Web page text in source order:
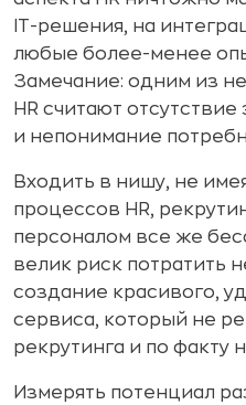
IT-решения, на
любые более-менее
Замечание: одним из
HR считают
и непонимание
Входить в нишу, не
процессов HR,
персоналом все же
велик риск потратить
создание красивого,
сервиса, который не
рекрутинга и по факту
Измерять потенциал